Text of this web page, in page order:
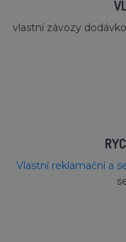
vlastní závozy
Vlastní reklamační a